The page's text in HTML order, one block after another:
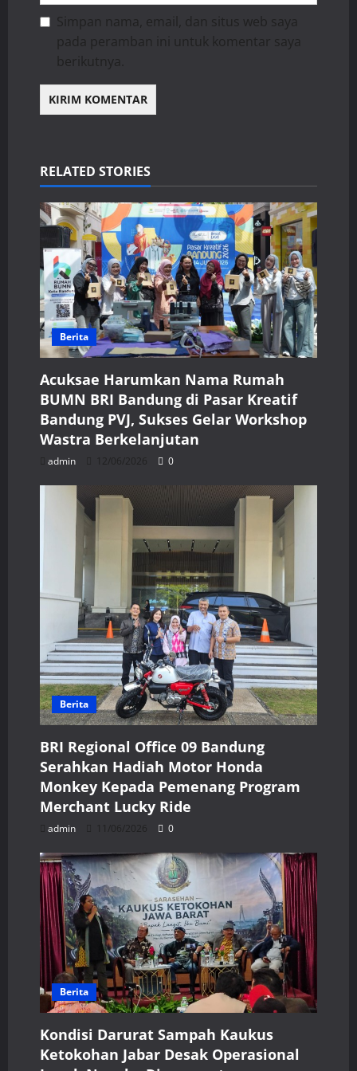
Simpan nama, email, dan situs web saya
pada peramban ini untuk komentar saya
berikutnya.
RELATED STORIES
Berita
Acuksae Harumkan Nama Rumah
BUMN BRI Bandung di Pasar Kreatif
Bandung PVJ, Sukses Gelar Workshop
Wastra Berkelanjutan
admin 12/06/2026 0
Berita
BRI Regional Office 09 Bandung
Serahkan Hadiah Motor Honda
Monkey Kepada Pemenang Program
Merchant Lucky Ride
admin 11/06/2026 0
Berita
Kondisi Darurat Sampah Kaukus
Ketokohan Jabar Desak Operasional